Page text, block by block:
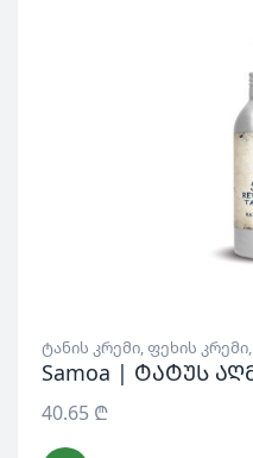
ტანის კრემი ფეხის კრემი
Samoa | ტატუს
40.65 ₾